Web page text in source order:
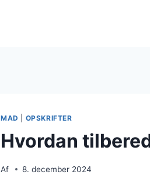
MAD OPSKRIFTER
Hvordan
Af 8. december 2024